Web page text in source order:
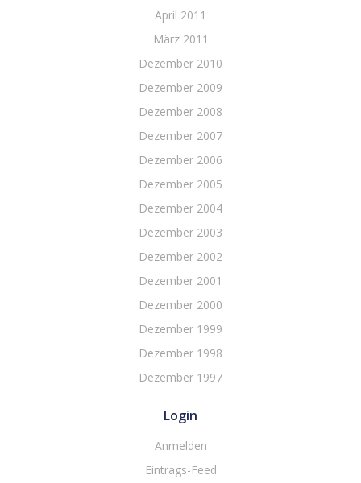
April 2011
März 2011
Dezember 2010
Dezember 2009
Dezember 2008
Dezember 2007
Dezember 2006
Dezember 2005
Dezember 2004
Dezember 2003
Dezember 2002
Dezember 2001
Dezember 2000
Dezember 1999
Dezember 1998
Dezember 1997
Login
Anmelden
Eintrags-Feed